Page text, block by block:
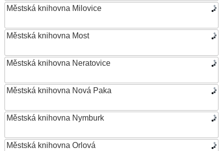
Městská knihovna Milovice
Městská knihovna Most
Městská knihovna Neratovice
Městská knihovna Nová Paka
Městská knihovna Nymburk
Městská knihovna Orlová